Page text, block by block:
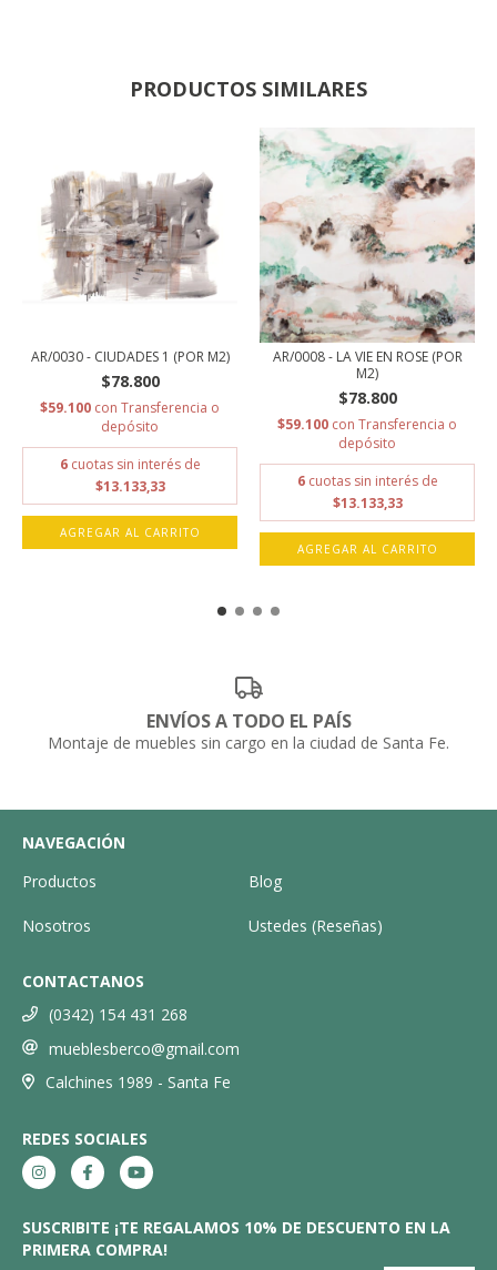
PRODUCTOS SIMILARES
AR/0030 - CIUDADES 1 (POR M2)
$78.800
$59.100 con Transferencia o
depósito
6 cuotas sin interés de
$13.133,33
AGREGAR AL CARRITO
AR/0008 - LA VIE EN ROSE (POR
M2)
$78.800
$59.100 con Transferencia o
depósito
6 cuotas sin interés de
$13.133,33
AGREGAR AL CARRITO
ENVÍOS A TODO EL PAÍS
Montaje de muebles sin cargo en la ciudad de Santa Fe.
NAVEGACIÓN
Productos
Blog
Nosotros Ustedes (Reseñas)
CONTACTANOS
(0342) 154 431 268
mueblesberco@gmail.com
Calchines 1989 - Santa Fe
REDES SOCIALES
SUSCRIBITE ¡TE REGALAMOS 10% DE DESCUENTO EN LA
PRIMERA COMPRA!